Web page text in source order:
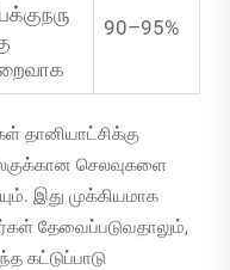
90–95%
தானியாட்சிக்கு
செலவுகளை
இது முக்கியமாக
தேவைப்படுவதாலும்,
கட்டுப்பாடு